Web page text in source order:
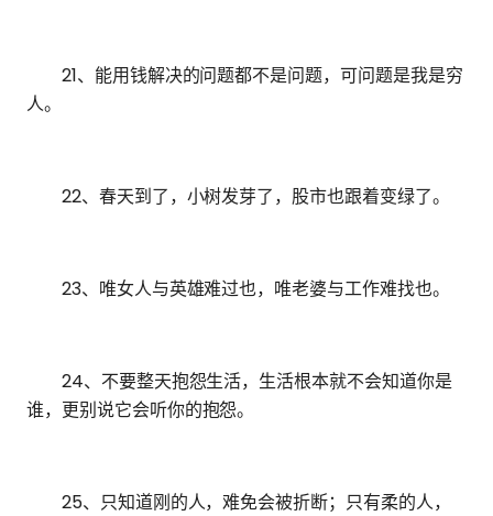
21、能用钱解决的问题都不是问题，可问题是我是穷
人。
22、春天到了，小树发芽了，股市也跟着变绿了。
23、唯女人与英雄难过也，唯老婆与工作难找也。
24、不要整天抱怨生活，生活根本就不会知道你是
谁，更别说它会听你的抱怨。
25、只知道刚的人，难免会被折断；只有柔的人，